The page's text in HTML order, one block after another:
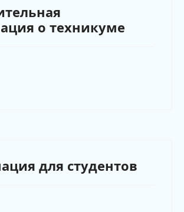
о техникуме
для студентов